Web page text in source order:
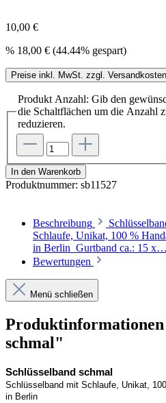
10,00 €
% 18,00 € (44.44% gespart)
Preise inkl. MwSt. zzgl. Versandkosten
Produkt Anzahl: Gib den
die Schaltflächen um die Anzahl
reduzieren.
In den Warenkorb
Produktnummer: sb11527
Beschreibung
Schlaufe, Unikat, 100 %
in Berlin Gurtband ca.: 15 x…
Bewertungen
Menü schließen
Produktinformationen
schmal"
Schlüsselband schmal
Schlüsselband mit Schlaufe, Unikat,
in Berlin